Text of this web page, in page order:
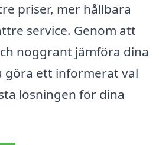
priser, mer hållbara
service. Genom att
noggrant jämföra dina
göra ett informerat val
lösningen för dina